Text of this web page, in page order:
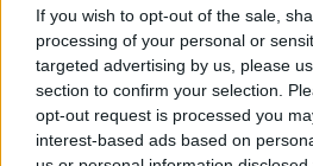
If you wish to opt-out of the sale,
processing of your personal or
targeted advertising by us, please
section to confirm your selection.
opt-out request is processed you
interest-based ads based on
Le porte-parole du gouvernement
cette décision.
AUTEUR